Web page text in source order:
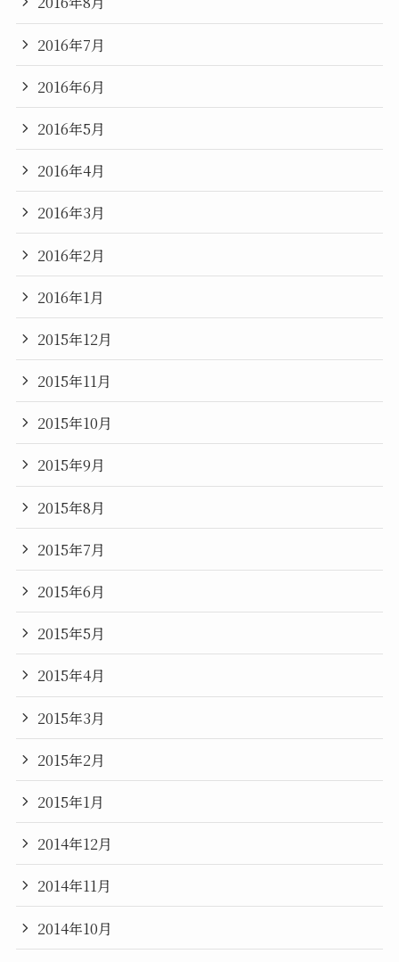
2016年7月
2016年6月
2016年5月
2016年4月
2016年3月
2016年2月
2016年1月
2015年12月
2015年11月
2015年10月
2015年9月
2015年8月
2015年7月
2015年6月
2015年5月
2015年4月
2015年3月
2015年2月
2015年1月
2014年12月
2014年11月
2014年10月